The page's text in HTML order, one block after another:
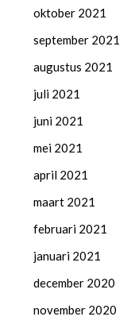
oktober 2021
september 2021
augustus 2021
juli 2021
juni 2021
mei 2021
april 2021
maart 2021
februari 2021
januari 2021
december 2020
november 2020